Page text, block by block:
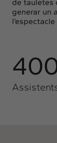
de tauletes
generar un